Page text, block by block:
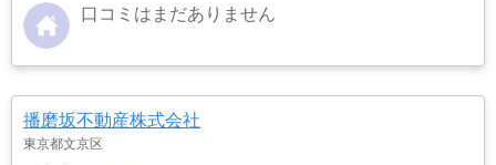
口コミはまだありません
播磨坂不動産株式会社
東京都文京区